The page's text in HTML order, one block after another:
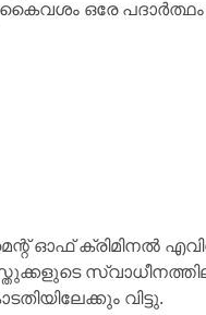
കൈവശം ഒരേ
ഓഫ്
വിട്ടു.